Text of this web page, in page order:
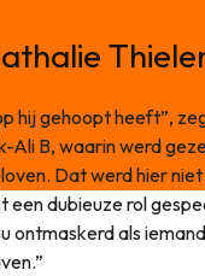
hij gehoopt heeft”,
Ali B, waarin werd
Dat werd hier
dubieuze rol
ontmaskerd als